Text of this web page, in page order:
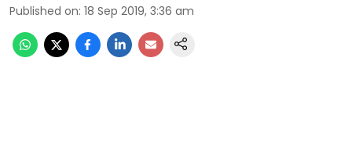
Published on: 18 Sep 2019, 3:36 am